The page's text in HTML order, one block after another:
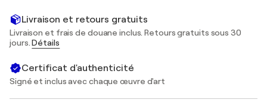
Livraison et retours gratuits
Livraison et frais de douane inclus. Retours gratuits sous 30
jours.Détails
Certificat d'authenticité
Signé et inclus avec chaque œuvre d'art